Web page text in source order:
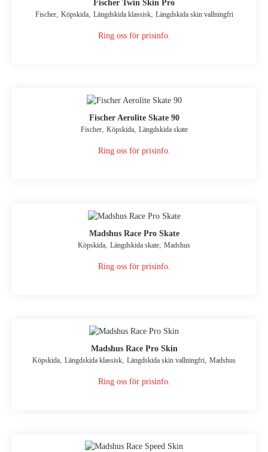
Fischer Twin Skin Pro
Fischer, Köpskida, Längdskida klassisk, Längdskida skin vallningfri
Ring oss för prisinfo.
Fischer Aerolite Skate 90
Fischer, Köpskida, Längdskida skate
Ring oss för prisinfo.
Madshus Race Pro Skate
Köpskida Längdskida skate Madshus
Ring oss för prisinfo.
Madshus Race Pro Skin
Köpskida Längdskida klassisk Längdskida skin vallningfri Madshus
Ring oss för prisinfo.